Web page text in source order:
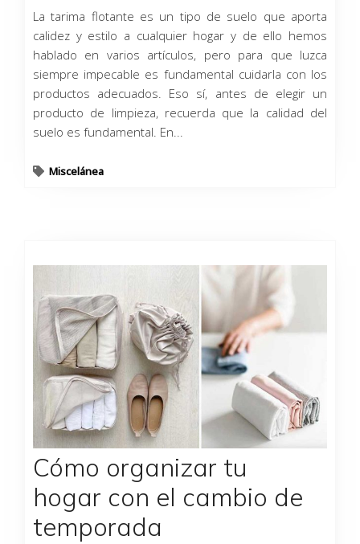
La tarima flotante es un tipo de suelo que aporta
calidez y estilo a cualquier hogar y de ello hemos
hablado en varios artículos, pero para que luzca
siempre impecable es fundamental cuidarla con los
productos adecuados. Eso sí, antes de elegir un
producto de limpieza, recuerda que la calidad del
suelo es fundamental. En...
Miscelánea
Cómo organizar tu
hogar con el cambio de
temporada